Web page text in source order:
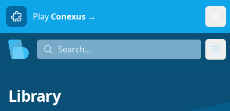
Play Conexus →
Search...
Library